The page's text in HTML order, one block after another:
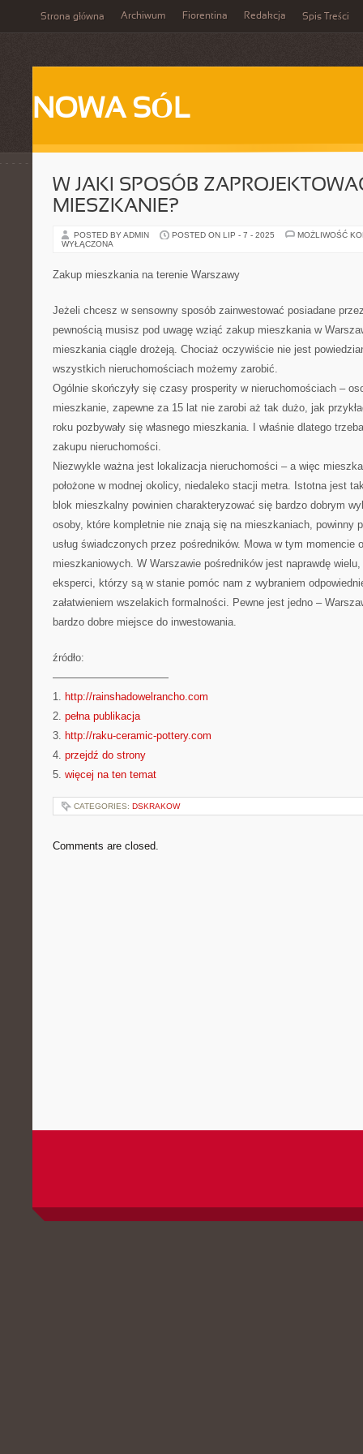
Strona główna Archiwum Fiorentina Redakcja Spis Treści
NOWA SÓL
W JAKI SPOSÓB
MIESZKANIE?
POSTED BY ADMIN POSTED ON LIP - 7 - 2025
MOŻLIWOŚĆ
WYŁĄCZONA
Zakup mieszkania na terenie Warszawy
Jeżeli chcesz w sensowny sposób zainwestować posiadane
pewnością musisz pod uwagę wziąć zakup mieszkania w
mieszkania ciągle drożeją. Chociaż oczywiście nie jest
wszystkich nieruchomościach możemy zarobić.
Ogólnie skończyły się czasy prosperity w nieruchomościach –
mieszkanie, zapewne za 15 lat nie zarobi aż tak dużo, jak
roku pozbywały się własnego mieszkania. I właśnie dlatego
zakupu nieruchomości.
Niezwykle ważna jest lokalizacja nieruchomości – a więc
położone w modnej okolicy, niedaleko stacji metra. Istotna jest
blok mieszkalny powinien charakteryzować się bardzo dobrym
osoby, które kompletnie nie znają się na mieszkaniach, powinny
usług świadczonych przez pośredników. Mowa w tym momencie
mieszkaniowych. W Warszawie pośredników jest naprawdę
eksperci, którzy są w stanie pomóc nam z wybraniem
załatwieniem wszelakich formalności. Pewne jest jedno –
bardzo dobre miejsce do inwestowania.
źródło:
———————————
1. http://rainshadowelrancho.com
2. pełna publikacja
3. http://raku-ceramic-pottery.com
4. przejdź do strony
5. więcej na ten temat
CATEGORIES: DSKRAKOW
Comments are closed.